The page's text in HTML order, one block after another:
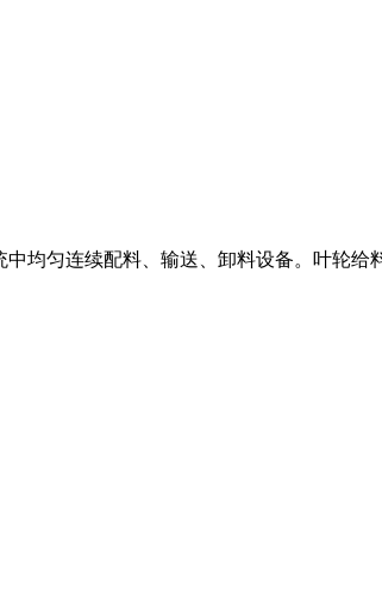
均匀连续配料、输送、卸料设备。叶轮给